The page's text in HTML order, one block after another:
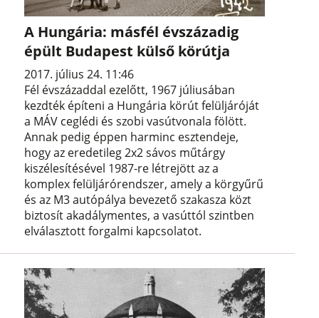
A Hungária: másfél évszázadig
épült Budapest külső körútja
2017. július 24. 11:46
Fél évszázaddal ezelőtt, 1967 júliusában
kezdték építeni a Hungária körút felüljáróját
a MÁV ceglédi és szobi vasútvonala fölött.
Annak pedig éppen harminc esztendeje,
hogy az eredetileg 2x2 sávos műtárgy
kiszélesítésével 1987-re létrejött az a
komplex felüljárórendszer, amely a körgyűrű
és az M3 autópálya bevezető szakasza közt
biztosít akadálymentes, a vasúttól szintben
elválasztott forgalmi kapcsolatot.